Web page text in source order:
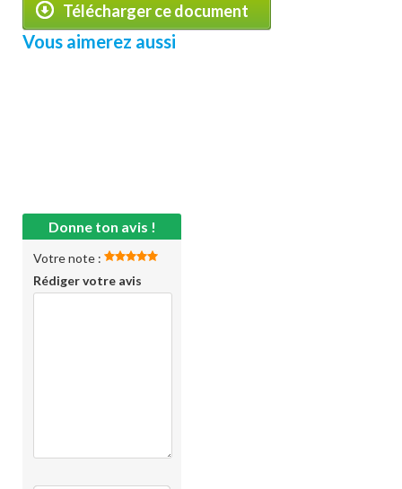
Télécharger ce document
Vous aimerez aussi
Donne ton avis !
Votre note :
Rédiger votre avis